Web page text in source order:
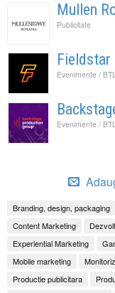
Mullen
Publicitate
Fieldstar
Evenimente /
Evenimente /
Branding, design, packaging
Content Marketing
Experiential Marketing
Mobile marketing
Productie publicitara